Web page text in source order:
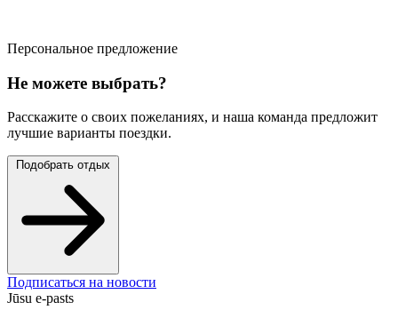
Персональное предложение
Не можете выбрать?
Расскажите о своих пожеланиях, и наша команда предложит
лучшие варианты поездки.
Подобрать отдых
Подписаться на новости
Jūsu e-pasts